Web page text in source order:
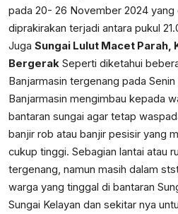
pada 20- 26 November 2024
diprakirakan terjadi antara pukul
Juga Sungai Lulut Macet Parah,
Bergerak Seperti diketahui
Banjarmasin tergenang pada Senin
Banjarmasin mengimbau kepada
bantaran sungai agar tetap
banjir rob atau banjir pesisir yang
cukup tinggi. Sebagian lantai atau
tergenang, namun masih dalam
warga yang tinggal di bantaran
Sungai Kelayan dan sekitar nya